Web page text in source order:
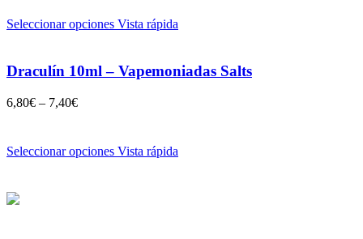
Seleccionar opciones Vista rápida
Draculín 10ml – Vapemoniadas Salts
6,80€ – 7,40€
Seleccionar opciones Vista rápida